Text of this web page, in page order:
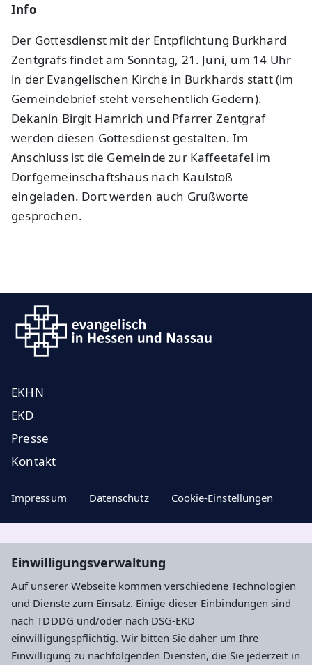
Einwilligungsverwaltung
Auf unserer Webseite kommen verschiedene Technologien
und Dienste zum Einsatz. Einige dieser Einbindungen sind
nach TDDDG und/oder nach DSG-EKD
einwilligungspflichtig. Wir bitten Sie daher um Ihre
Einwilligung zu nachfolgenden Diensten, die Sie jederzeit in
Info
Der Gottesdienst mit der Entpflichtung Burkhard
Zentgrafs findet am Sonntag, 21. Juni, um 14 Uhr
in der Evangelischen Kirche in Burkhards statt (im
Gemeindebrief steht versehentlich Gedern).
Dekanin Birgit Hamrich und Pfarrer Zentgraf
werden diesen Gottesdienst gestalten. Im
Anschluss ist die Gemeinde zur Kaffeetafel im
Dorfgemeinschaftshaus nach Kaulstoß
eingeladen. Dort werden auch Grußworte
gesprochen.
EKHN
EKD
Presse
Kontakt
Impressum Datenschutz Cookie-Einstellungen
Aktuelle Nachrichten, geistige Impulse ...
Newsletter entdecken
Adresse